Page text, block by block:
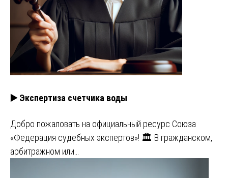
▶️ Экспертиза счетчика воды
Добро пожаловать на официальный ресурс Союза
«Федерация судебных экспертов»! 🏛️ В гражданском,
арбитражном или…